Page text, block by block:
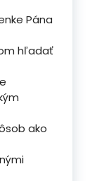
Pána
hľadať
ako